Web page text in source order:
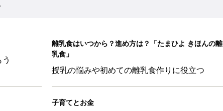
離乳食はいつから？進め方は？「たまひよ きほんの離
乳食」
授乳の悩みや初めての離乳食作りに役立つ
子育てとお金